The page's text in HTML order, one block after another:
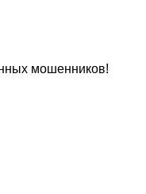
мошенников!